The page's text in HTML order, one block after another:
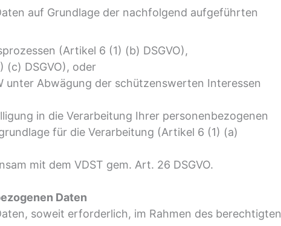
auf Grundlage der nachfolgend aufgeführten
(Artikel 6 (1) (b) DSGVO),
(c) DSGVO), oder
unter Abwägung der schützenswerten Interessen
in die Verarbeitung Ihrer personenbezogenen
für die Verarbeitung (Artikel 6 (1) (a)
mit dem VDST gem. Art. 26 DSGVO.
Daten
soweit erforderlich, im Rahmen des berechtigten